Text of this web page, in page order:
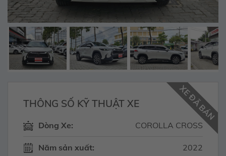
THÔNG SỐ KỸ THUẬT XE
Dòng Xe: COROLLA CROSS
Năm sản xuất: 2022
XE ĐÃ BÁN